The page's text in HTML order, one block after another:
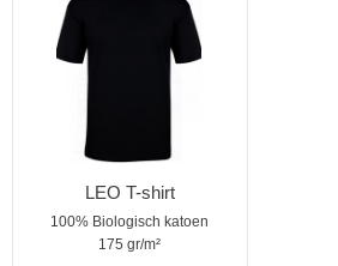
LEO T-shirt
100% Biologisch katoen
175 gr/m²